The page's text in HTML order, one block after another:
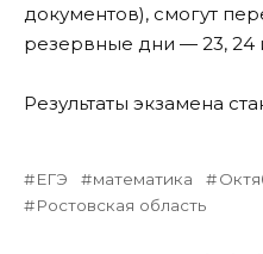
документов), смогут
резервные дни — 23, 24
Результаты экзамена
ЕГЭ математика
Ростовская область